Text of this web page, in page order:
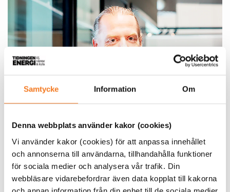
Samtycke Information Om
Denna webbplats använder kakor (cookies)
Vi använder kakor (cookies) för att anpassa innehållet
och annonserna till användarna, tillhandahålla funktioner
för sociala medier och analysera vår trafik. Din
webbläsare vidarebefordrar även data kopplat till kakorna
Mikael Viktorsson affärsområdeschef värme, Sala-Heby